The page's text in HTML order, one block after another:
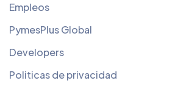
Empleos
PymesPlus Global
Developers
Politicas de privacidad